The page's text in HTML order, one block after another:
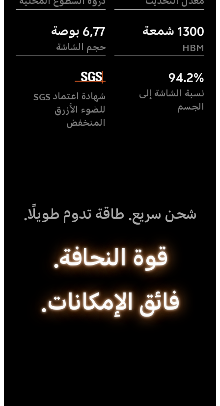
1300 شمعة
HBM
6,77 بوصة
حجم الشاشة
94.2%
نسبة الشاشة إلى
الجسم
شهادة اعتماد SGS
للضوء الأزرق
المنخفض
شحن سريع. طاقة تدوم طويلًا.
قوة النحافة.
فائق الإمكانات.